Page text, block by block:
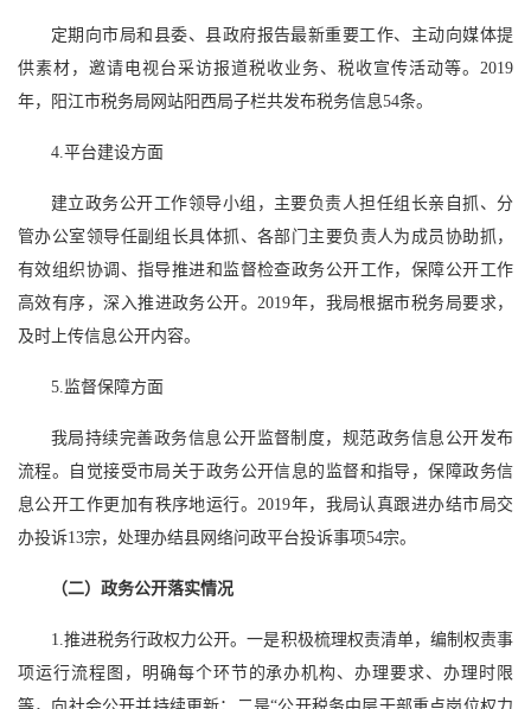
定期向市局和县委、县政府报告最新重要工作、主动向媒体提
供素材，邀请电视台采访报道税收业务、税收宣传活动等。2019
年，阳江市税务局网站阳西局子栏共发布税务信息54条。
4.平台建设方面
建立政务公开工作领导小组，主要负责人担任组长亲自抓、分
管办公室领导任副组长具体抓、各部门主要负责人为成员协助抓，
有效组织协调、指导推进和监督检查政务公开工作，保障公开工作
高效有序，深入推进政务公开。2019年，我局根据市税务局要求，
及时上传信息公开内容。
5.监督保障方面
我局持续完善政务信息公开监督制度，规范政务信息公开发布
流程。自觉接受市局关于政务公开信息的监督和指导，保障政务信
息公开工作更加有秩序地运行。2019年，我局认真跟进办结市局交
办投诉13宗，处理办结县网络问政平台投诉事项54宗。
（二）政务公开落实情况
1.推进税务行政权力公开。一是积极梳理权责清单，编制权责事
项运行流程图，明确每个环节的承办机构、办理要求、办理时限